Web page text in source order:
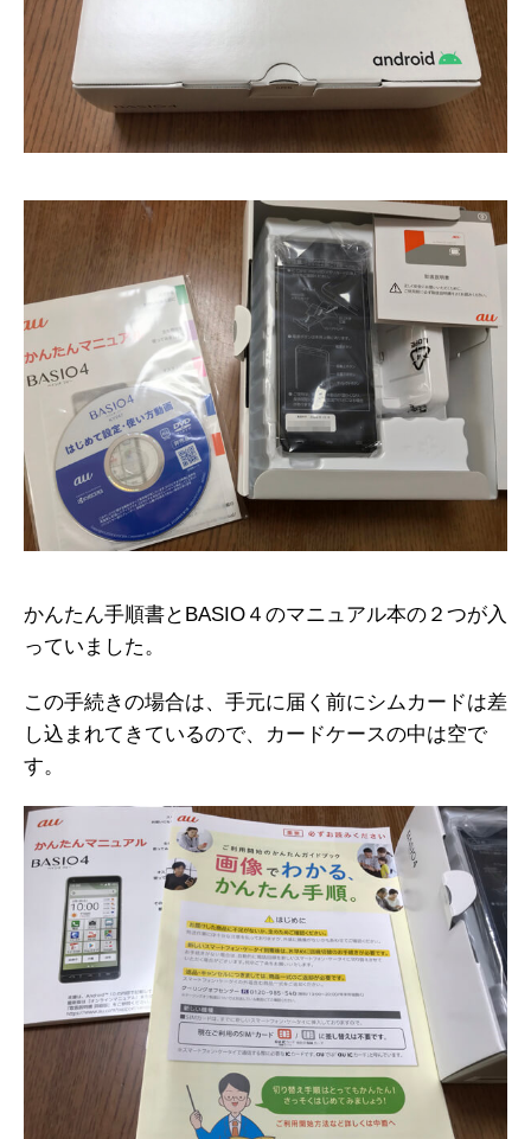
かんたん手順書とBASIO４のマニュアル本の２つが入
っていました。
この手続きの場合は、手元に届く前にシムカードは差
し込まれてきているので、カードケースの中は空で
す。